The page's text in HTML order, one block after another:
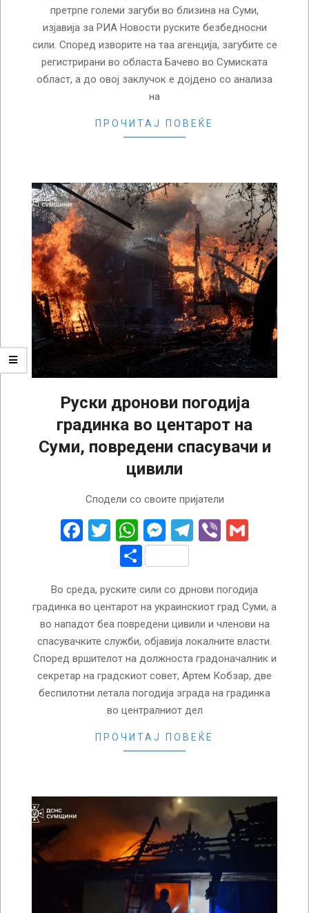
претрпе големи загуби во близина на Суми,
изјавија за РИА Новости руските безбедносни
сили. Според изворите на таа агенција, загубите се
регистрирани во областа Бачево во Сумиската
област, а до овој заклучок е дојдено со анализа
на
ПРОЧИТАЈ ПОВЕЌЕ
Руски дронови погодија
градинка во центарот на
Суми, повредени спасувачи и
цивили
Сподели со своите пријатели
Facebook
Twitter
WhatsApp
Messenger
Telegram
Viber
Share
Во среда, руските сили со дрнови погодија
градинка во центарот на украинскиот град Суми, а
во нападот беа повредени цивили и членови на
спасувачките служби, објавија локалните власти.
Според вршителот на должноста градоначалник и
секретар на градскиот совет, Артем Кобзар, две
беспилотни летала погодија зграда на градинка
во централниот дел
ПРОЧИТАЈ ПОВЕЌЕ